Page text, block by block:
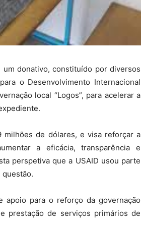
donativo, constituído por diversos
o Desenvolvimento Internacional
local “Logos”, para acelerar a
milhões de dólares, e visa reforçar a
a eficácia, transparência e
perspetiva que a USAID usou parte
apoio para o reforço da governação
prestação de serviços primários de